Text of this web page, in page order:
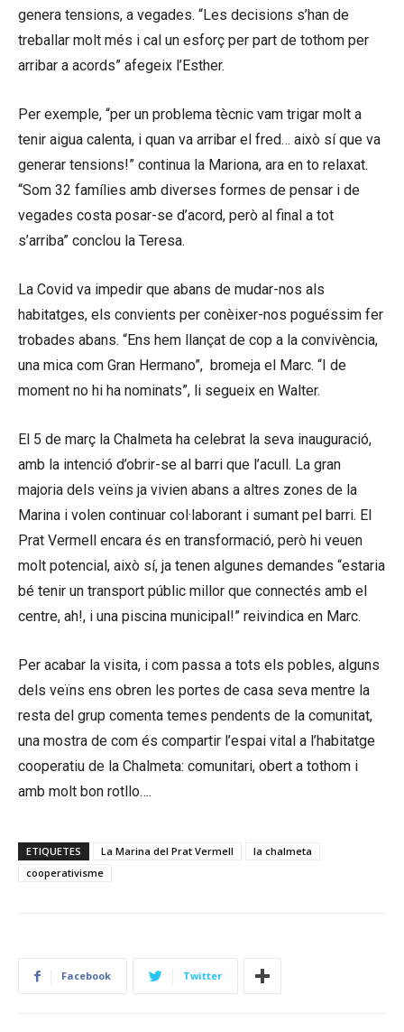
genera tensions, a vegades. “Les decisions s’han de
treballar molt més i cal un esforç per part de tothom per
arribar a acords” afegeix l’Esther.
Per exemple, “per un problema tècnic vam trigar molt a
tenir aigua calenta, i quan va arribar el fred… això sí que va
generar tensions!” continua la Mariona, ara en to relaxat.
“Som 32 famílies amb diverses formes de pensar i de
vegades costa posar-se d’acord, però al final a tot
s’arriba” conclou la Teresa.
La Covid va impedir que abans de mudar-nos als
habitatges, els convients per conèixer-nos poguéssim fer
trobades abans. “Ens hem llançat de cop a la convivència,
una mica com Gran Hermano”, bromeja el Marc. “I de
moment no hi ha nominats”, li segueix en Walter.
El 5 de març la Chalmeta ha celebrat la seva inauguració,
amb la intenció d’obrir-se al barri que l’acull. La gran
majoria dels veïns ja vivien abans a altres zones de la
Marina i volen continuar col·laborant i sumant pel barri. El
Prat Vermell encara és en transformació, però hi veuen
molt potencial, això sí, ja tenen algunes demandes “estaria
bé tenir un transport públic millor que connectés amb el
centre, ah!, i una piscina municipal!” reivindica en Marc.
Per acabar la visita, i com passa a tots els pobles, alguns
dels veïns ens obren les portes de casa seva mentre la
resta del grup comenta temes pendents de la comunitat,
una mostra de com és compartir l’espai vital a l’habitatge
cooperatiu de la Chalmeta: comunitari, obert a tothom i
amb molt bon rotllo….
ETIQUETES La Marina del Prat Vermell
la chalmeta
cooperativisme
Facebook Twitter